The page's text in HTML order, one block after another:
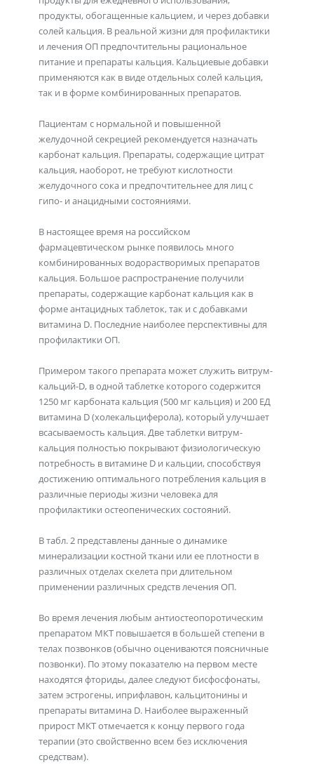
продукты, обогащенные кальцием, и через добавки
солей кальция. В реальной жизни для профилактики
и лечения ОП предпочтительны рациональное
питание и препараты кальция. Кальциевые добавки
применяются как в виде отдельных солей кальция,
так и в форме комбинированных препаратов.
Пациентам с нормальной и повышенной
желудочной секрецией рекомендуется назначать
карбонат кальция. Препараты, содержащие цитрат
кальция, наоборот, не требуют кислотности
желудочного сока и предпочтительнее для лиц с
гипо- и анацидными состояниями.
В настоящее время на российском
фармацевтическом рынке появилось много
комбинированных водорастворимых препаратов
кальция. Большое распространение получили
препараты, содержащие карбонат кальция как в
форме антацидных таблеток, так и с добавками
витамина D. Последние наиболее перспективны для
профилактики ОП.
Примером такого препарата может служить витрум-
кальций-D, в одной таблетке которого содержится
1250 мг карбоната кальция (500 мг кальция) и 200 ЕД
витамина D (холекальциферола), который улучшает
всасываемость кальция. Две таблетки витрум-
кальция полностью покрывают физиологическую
потребность в витамине D и кальции, способствуя
достижению оптимального потребления кальция в
различные периоды жизни человека для
профилактики остеопенических состояний.
В табл. 2 представлены данные о динамике
минерализации костной ткани или ее плотности в
различных отделах скелета при длительном
применении различных средств лечения ОП.
Во время лечения любым антиостеопоротическим
препаратом МКТ повышается в большей степени в
телах позвонков (обычно оцениваются поясничные
позвонки). По этому показателю на первом месте
находятся фториды, далее следуют бисфосфонаты,
затем эстрогены, иприфлавон, кальцитонины и
препараты витамина D. Наиболее выраженный
прирост МКТ отмечается к концу первого года
терапии (это свойственно всем без исключения
средствам).